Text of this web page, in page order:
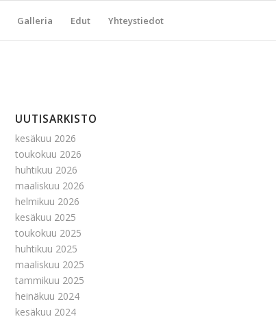
Galleria Edut Yhteystiedot
UUTISARKISTO
kesäkuu 2026
toukokuu 2026
huhtikuu 2026
maaliskuu 2026
helmikuu 2026
kesäkuu 2025
toukokuu 2025
huhtikuu 2025
maaliskuu 2025
tammikuu 2025
heinäkuu 2024
kesäkuu 2024